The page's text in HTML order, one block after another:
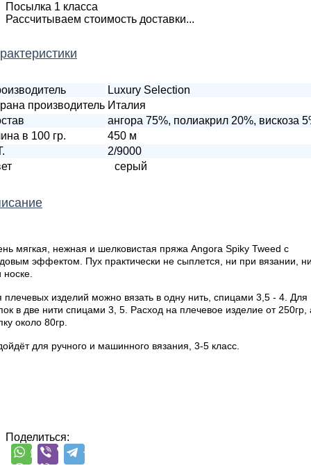
Посылка 1 класса
Рассчитываем стоимость доставки...
Luxury Selection
производитель Италия
ангора 75%, полиакрил 20%, вискоза
в 100 гр.
450 м
2/9000
серый
мягкая, нежная и шелковистая пряжа Angora Spiky Tweed с
эффектом. Пух практически не сыплется, ни при вязании,
носке.
плечевых изделий можно вязать в одну нить, спицами 3,5 - 4. Для
в две нити спицами 3, 5. Расход на плечевое изделие от 250гр,
около 80гр.
для ручного и машинного вязания, 3-5 класс.
Поделиться: